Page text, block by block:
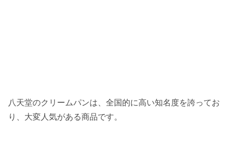
八天堂のクリームパンは、全国的に高い知名度を誇ってお
り、大変人気がある商品です。